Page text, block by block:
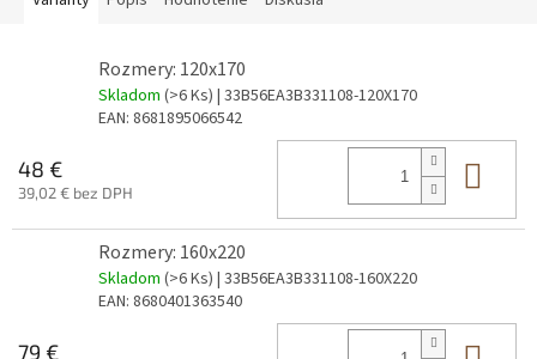
Rozmery: 120x170
Skladom (>6 Ks) | 33B56EA3B331108-120X170
EAN: 8681895066542
48 €
39,02 € bez DPH
Rozmery: 160x220
Skladom (>6 Ks) | 33B56EA3B331108-160X220
EAN: 8680401363540
79 €